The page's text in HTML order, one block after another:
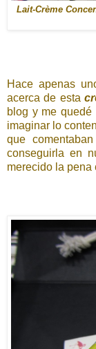
Lait-Crème
Hace apenas
acerca de esta
blog y me
imaginar lo
que
conseguirla en
merecido la pena